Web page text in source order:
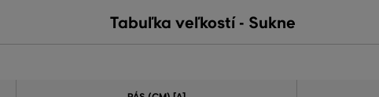
Tabuľka veľkostí - Sukne